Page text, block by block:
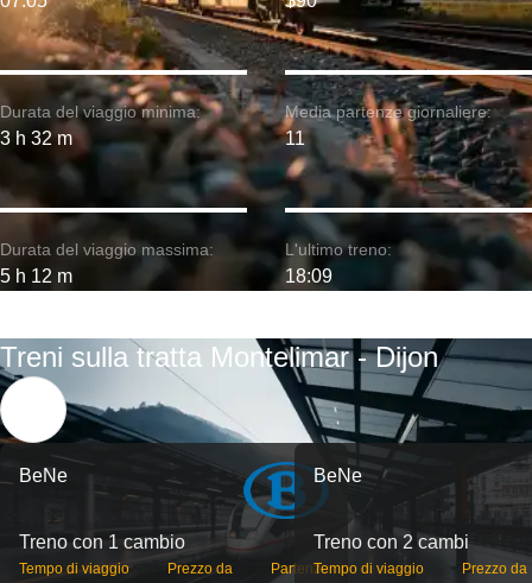
Durata del viaggio minima:
3 h 32 m
Durata del viaggio massima:
5 h 12 m
Media partenze giornaliere:
11
L'ultimo treno:
18:09
Treni sulla tratta Montelimar - Dijon
BeNe
Treno con 1 cambio
Tempo di viaggio Prezzo da Partenze
BeNe
Treno con 2 cambi
Tempo di viaggio Prezzo da